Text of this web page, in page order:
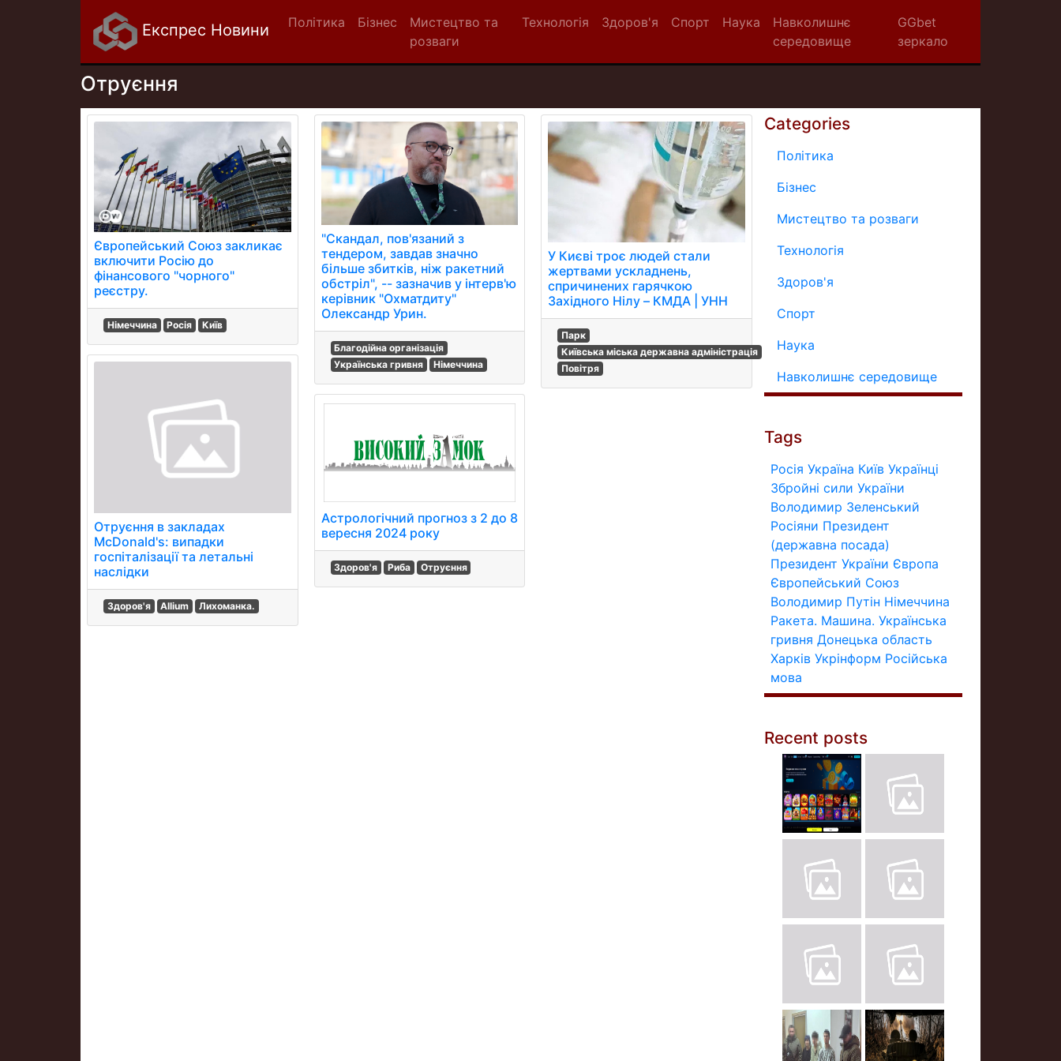
Експрес Новини Політика Бізнес
Мистецтво та
розваги
Технологія Здоров'я Спорт Наука
Навколишнє
середовище
GGbet
зеркало
Отруєння
Європейський Союз закликає
включити Росію до
фінансового "чорного"
реєстру.
Німеччина Росія Київ
Отруєння в закладах
McDonald's: випадки
госпіталізації та летальні
наслідки
Здоров'я Allium Лихоманка.
"Скандал, пов'язаний з
тендером, завдав значно
більше збитків, ніж ракетний
обстріл", -- зазначив у інтерв'ю
керівник "Охматдиту"
Олександр Урин.
Благодійна організація
Українська гривня
Німеччина
Астрологічний прогноз з 2 до 8
вересня 2024 року
Здоров'я Риба Отруєння
У Києві троє людей стали
жертвами ускладнень,
спричинених гарячкою
Західного Нілу – КМДА | УНН
Парк
Київська міська державна адміністрація
Повітря
Categories
Політика
Бізнес
Мистецтво та розваги
Технологія
Здоров'я
Спорт
Наука
Навколишнє середовище
Tags
Росія Україна Київ Українці
Збройні сили України
Володимир Зеленський
Росіяни Президент
(державна посада)
Президент України Європа
Європейський Союз
Володимир Путін Німеччина
Ракета. Машина. Українська
гривня Донецька область
Харків Укрінформ Російська
мова
Recent posts